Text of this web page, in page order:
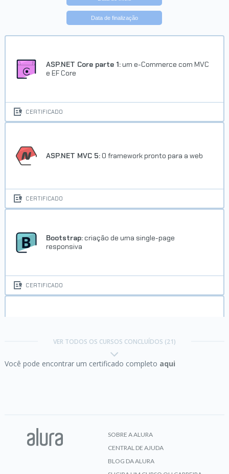
Data de finalização
ASP.NET Core parte 1: um e-Commerce com MVC
e EF Core
CERTIFICADO
ASP.NET MVC 5: O framework pronto para a web
CERTIFICADO
Bootstrap: criação de uma single-page
responsiva
CERTIFICADO
VER TODOS OS CURSOS CONCLUÍDOS (21)
Você pode encontrar um certificado completo aqui
SOBRE A ALURA
CENTRAL DE AJUDA
BLOG DA ALURA